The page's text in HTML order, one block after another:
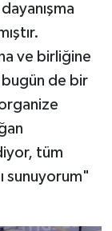
ve birliğine
bugün de bir
tüm
sunuyorum"